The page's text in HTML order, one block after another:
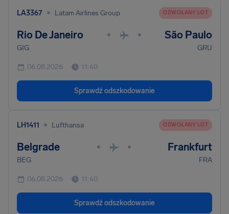
LA3367 • Latam Airlines Group ODWOŁANY LOT
Rio De Janeiro • • São Paulo
GIG GRU
06.08.2026 11:40
Sprawdź odszkodowanie
LH1411 • Lufthansa ODWOŁANY LOT
Belgrade • • Frankfurt
BEG FRA
06.08.2026 11:40
Sprawdź odszkodowanie